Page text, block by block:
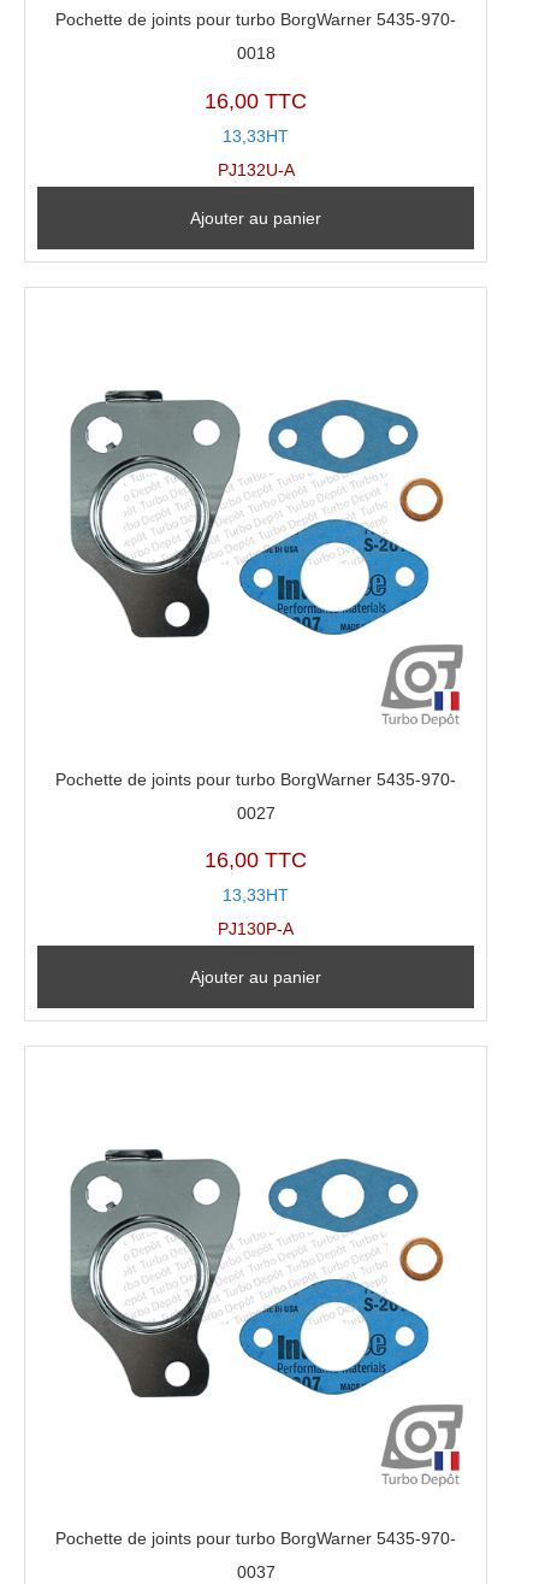
Pochette de joints pour turbo BorgWarner 5435-970-
0018
16,00 TTC
13,33HT
PJ132U-A
Ajouter au panier
Pochette de joints pour turbo BorgWarner 5435-970-
0027
16,00 TTC
13,33HT
PJ130P-A
Ajouter au panier
Pochette de joints pour turbo BorgWarner 5435-970-
0037